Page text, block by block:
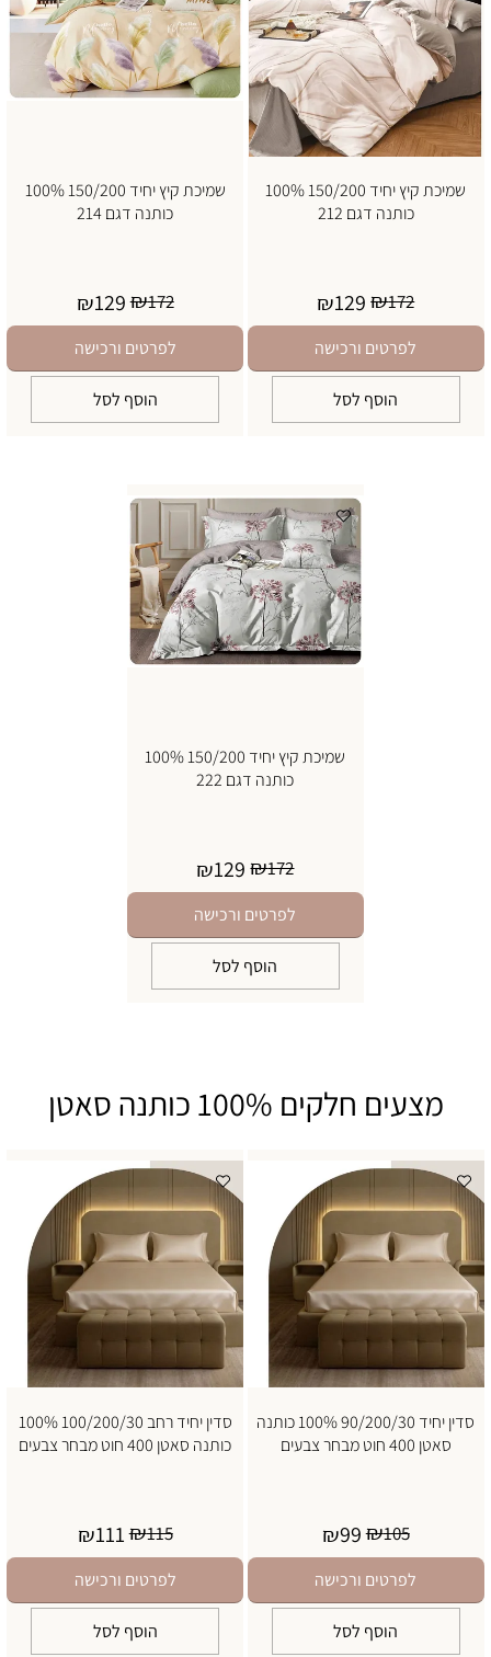
שמיכת קיץ יחיד 150/200 100%
כותנה דגם 212
₪172
₪129
לפרטים ורכישה
הוסף לסל
שמיכת קיץ יחיד 150/200 100%
כותנה דגם 214
₪172
₪129
לפרטים ורכישה
הוסף לסל
שמיכת קיץ יחיד 150/200 100%
כותנה דגם 222
₪172
₪129
לפרטים ורכישה
הוסף לסל
מצעים חלקים 100% כותנה סאטן
סדין יחיד 90/200/30 100% כותנה
סאטן 400 חוט מבחר צבעים
₪105
₪99
לפרטים ורכישה
הוסף לסל
סדין יחיד רחב 100/200/30 100%
כותנה סאטן 400 חוט מבחר צבעים
₪115
₪111
לפרטים ורכישה
הוסף לסל